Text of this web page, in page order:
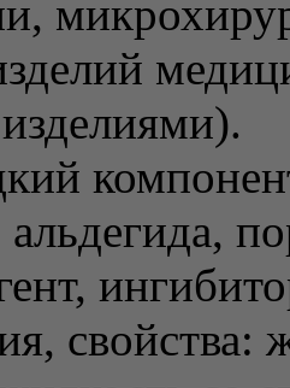
альдегида,
свойства: